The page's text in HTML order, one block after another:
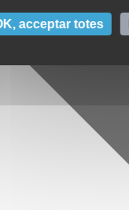
acceptar totes